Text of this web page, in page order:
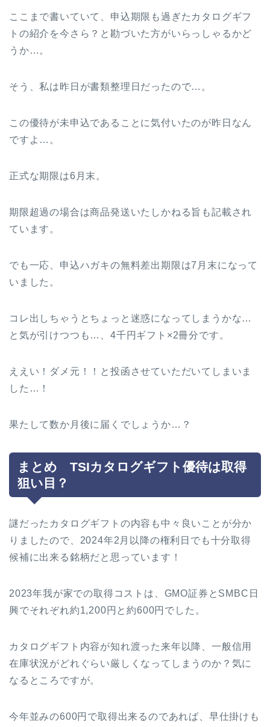
ここまで書いていて、申込期限も過ぎたカタログギフ
トの紹介を今さら？と勘づいた方がいらっしゃるかど
うか…。
そう、私は昨日が書類整理日だったので…。
この優待が未申込であることに気付いたのが昨日なん
ですよ…。
正式な期限は6月末。
期限超過の場合は商品発送いたしかねる旨も記載され
ています。
でも一応、申込ハガキの無料差出期限は7月末になって
いました。
コレ出しちゃうとちょっと迷惑になってしまうかな…
と気が引けつつも…、4千円ギフト×2冊分です。
ええい！ダメ元！！と投函させていただいてしまいま
した…！
果たして数か月後に届くでしょうか…？
まとめ TSIカタログギフト優待は取得
狙い目？
謎だったカタログギフトの内容も中々良いことが分か
りましたので、2024年2月以降の権利日でも十分取得
候補に出来る銘柄だと思っています！
2023年我が家での取得コストは、GMO証券とSMBC日
興でそれぞれ約1,200円と約600円でした。
カタログギフト内容が知れ渡った来年以降、一般信用
在庫状況がどれぐらい厳しくなってしまうのか？気に
なるところですが。
今年並みの600円で取得出来るのであれば、早仕掛けも